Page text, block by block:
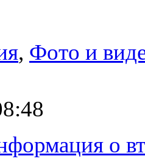
, Фото и
о